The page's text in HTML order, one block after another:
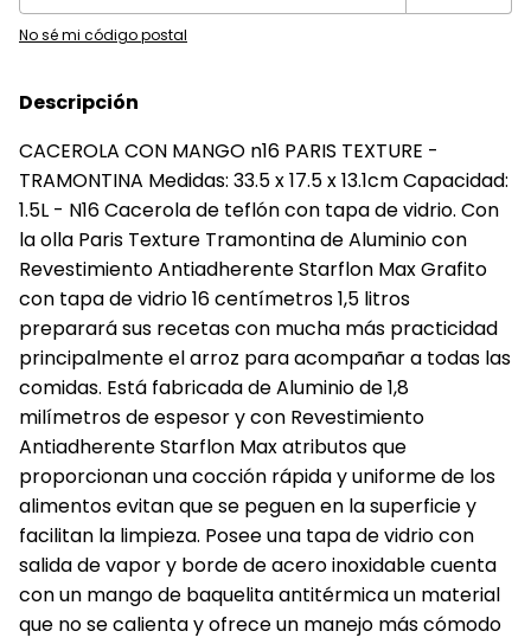
No sé mi código postal
Descripción
CACEROLA CON MANGO n16 PARIS TEXTURE -
TRAMONTINA Medidas: 33.5 x 17.5 x 13.1cm Capacidad:
1.5L - N16 Cacerola de teflón con tapa de vidrio. Con
la olla Paris Texture Tramontina de Aluminio con
Revestimiento Antiadherente Starflon Max Grafito
con tapa de vidrio 16 centímetros 1,5 litros
preparará sus recetas con mucha más practicidad
principalmente el arroz para acompañar a todas las
comidas. Está fabricada de Aluminio de 1,8
milímetros de espesor y con Revestimiento
Antiadherente Starflon Max atributos que
proporcionan una cocción rápida y uniforme de los
alimentos evitan que se peguen en la superficie y
facilitan la limpieza. Posee una tapa de vidrio con
salida de vapor y borde de acero inoxidable cuenta
con un mango de baquelita antitérmica un material
que no se calienta y ofrece un manejo más cómodo